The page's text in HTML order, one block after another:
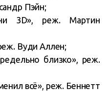
Пэйн;
3D», реж. Мартин
Вуди Аллен;
близко», реж.
всё», реж. Беннетт